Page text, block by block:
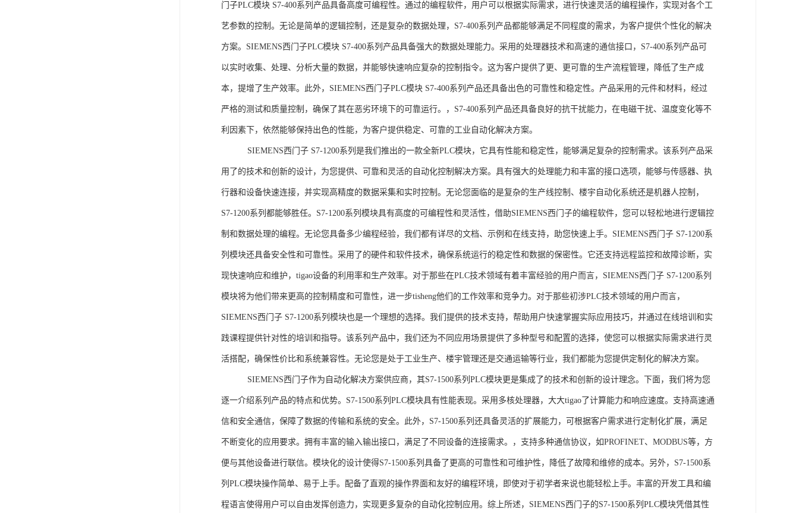
门子PLC模块 S7-400系列产品具备高度可编程性。通过的编程软件，用户可以根据实际需求，进行快速灵活的编程操作，实现对各个工
艺参数的控制。无论是简单的逻辑控制，还是复杂的数据处理，S7-400系列产品都能够满足不同程度的需求，为客户提供个性化的解决
方案。SIEMENS西门子PLC模块 S7-400系列产品具备强大的数据处理能力。采用的处理器技术和高速的通信接口，S7-400系列产品可
以实时收集、处理、分析大量的数据，并能够快速响应复杂的控制指令。这为客户提供了更、更可靠的生产流程管理，降低了生产成
本，提增了生产效率。此外，SIEMENS西门子PLC模块 S7-400系列产品还具备出色的可靠性和稳定性。产品采用的元件和材料，经过
严格的测试和质量控制，确保了其在恶劣环境下的可靠运行。，S7-400系列产品还具备良好的抗干扰能力，在电磁干扰、温度变化等不
利因素下，依然能够保持出色的性能，为客户提供稳定、可靠的工业自动化解决方案。
SIEMENS西门子 S7-1200系列是我们推出的一款全新PLC模块，它具有性能和稳定性，能够满足复杂的控制需求。该系列产品采
用了的技术和创新的设计，为您提供、可靠和灵活的自动化控制解决方案。具有强大的处理能力和丰富的接口选项，能够与传感器、执
行器和设备快速连接，并实现高精度的数据采集和实时控制。无论您面临的是复杂的生产线控制、楼宇自动化系统还是机器人控制，
S7-1200系列都能够胜任。S7-1200系列模块具有高度的可编程性和灵活性，借助SIEMENS西门子的编程软件，您可以轻松地进行逻辑控
制和数据处理的编程。无论您具备多少编程经验，我们都有详尽的文档、示例和在线支持，助您快速上手。SIEMENS西门子 S7-1200系
列模块还具备安全性和可靠性。采用了的硬件和软件技术，确保系统运行的稳定性和数据的保密性。它还支持远程监控和故障诊断，实
现快速响应和维护，tigao设备的利用率和生产效率。对于那些在PLC技术领域有着丰富经验的用户而言，SIEMENS西门子 S7-1200系列
模块将为他们带来更高的控制精度和可靠性，进一步tisheng他们的工作效率和竞争力。对于那些初涉PLC技术领域的用户而言，
SIEMENS西门子 S7-1200系列模块也是一个理想的选择。我们提供的技术支持，帮助用户快速掌握实际应用技巧，并通过在线培训和实
践课程提供针对性的培训和指导。该系列产品中，我们还为不同应用场景提供了多种型号和配置的选择，使您可以根据实际需求进行灵
活搭配，确保性价比和系统兼容性。无论您是处于工业生产、楼宇管理还是交通运输等行业，我们都能为您提供定制化的解决方案。
SIEMENS西门子作为自动化解决方案供应商，其S7-1500系列PLC模块更是集成了的技术和创新的设计理念。下面，我们将为您
逐一介绍系列产品的特点和优势。S7-1500系列PLC模块具有性能表现。采用多核处理器，大大tigao了计算能力和响应速度。支持高速通
信和安全通信，保障了数据的传输和系统的安全。此外，S7-1500系列还具备灵活的扩展能力，可根据客户需求进行定制化扩展，满足
不断变化的应用要求。拥有丰富的输入输出接口，满足了不同设备的连接需求。，支持多种通信协议，如PROFINET、MODBUS等，方
便与其他设备进行联信。模块化的设计使得S7-1500系列具备了更高的可靠性和可维护性，降低了故障和维修的成本。另外，S7-1500系
列PLC模块操作简单、易于上手。配备了直观的操作界面和友好的编程环境，即使对于初学者来说也能轻松上手。丰富的开发工具和编
程语言使得用户可以自由发挥创造力，实现更多复杂的自动化控制应用。综上所述，SIEMENS西门子的S7-1500系列PLC模块凭借其性